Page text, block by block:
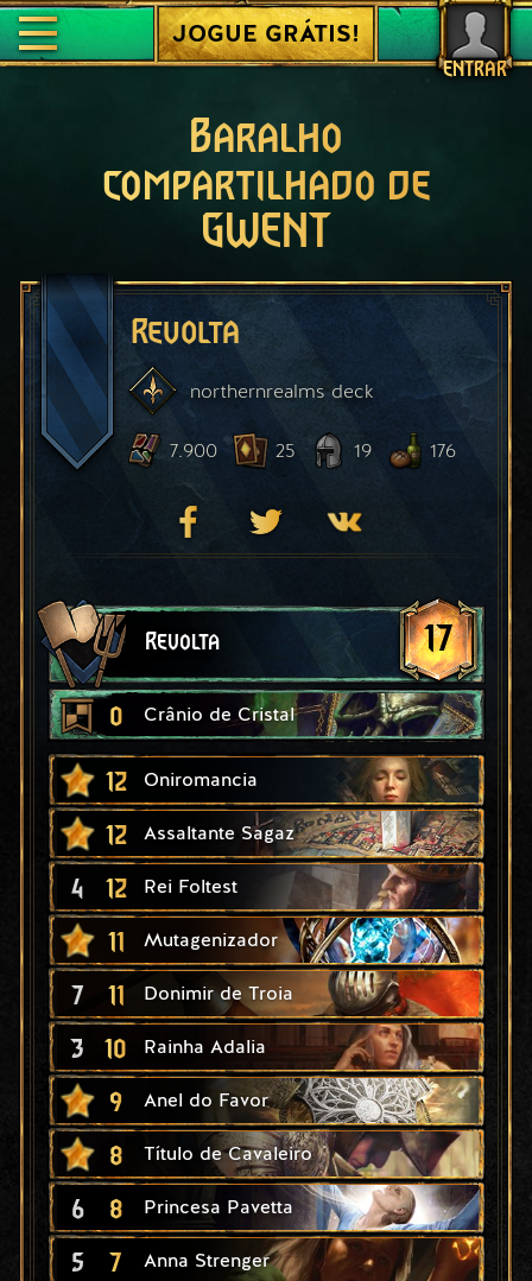
ENTRAR
JOGUE GRÁTIS!
Baralho
compartilhado de
GWENT
Revolta
northernrealmsdeck
7.900 25 19 176
Revolta 17
0 Crânio de Cristal
12 Oniromancia
12 Assaltante Sagaz
4 12 Rei Foltest
11 Mutagenizador
7 11 Donimir de Troia
3 10 Rainha Adalia
9 Anel do Favor
8 Título de Cavaleiro
6 8 Princesa Pavetta
5 7 Anna Strenger